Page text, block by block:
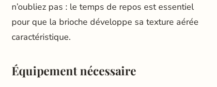
n’oubliez pas : le temps de repos est essentiel
pour que la brioche développe sa texture aérée
caractéristique.
Équipement nécessaire